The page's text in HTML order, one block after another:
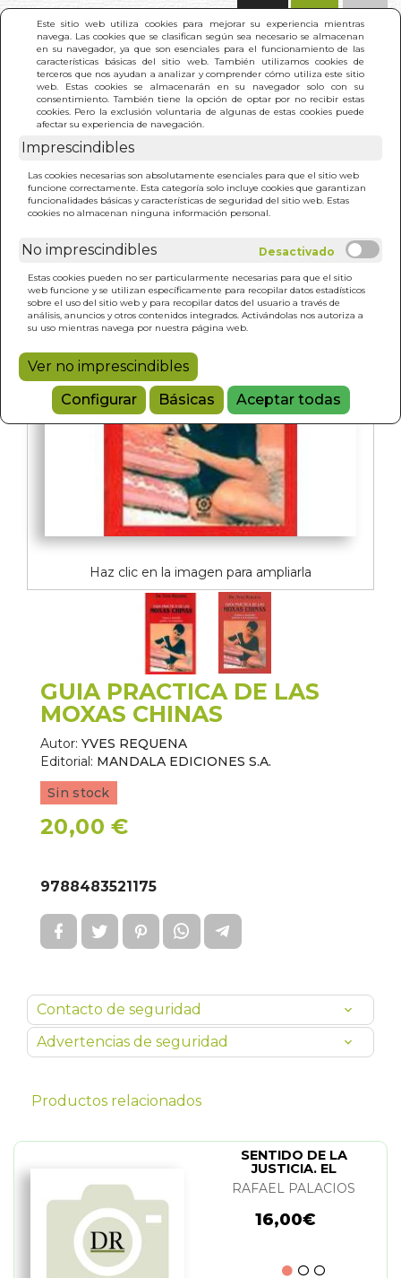
Este sitio web utiliza cookies para mejorar su experiencia mientras
navega. Las cookies que se clasifican según sea necesario se almacenan
en su navegador, ya que son esenciales para el funcionamiento de las
características básicas del sitio web. También utilizamos cookies de
terceros que nos ayudan a analizar y comprender cómo utiliza este sitio
web. Estas cookies se almacenarán en su navegador solo con su
consentimiento. También tiene la opción de optar por no recibir estas
cookies. Pero la exclusión voluntaria de algunas de estas cookies puede
afectar su experiencia de navegación.
Imprescindibles
Las cookies necesarias son absolutamente esenciales para que el sitio web
funcione correctamente. Esta categoría solo incluye cookies que garantizan
funcionalidades básicas y características de seguridad del sitio web. Estas
cookies no almacenan ninguna información personal.
No imprescindibles
Estas cookies pueden no ser particularmente necesarias para que el sitio
web funcione y se utilizan específicamente para recopilar datos estadísticos
sobre el uso del sitio web y para recopilar datos del usuario a través de
análisis, anuncios y otros contenidos integrados. Activándolas nos autoriza a
su uso mientras navega por nuestra página web.
Ver no imprescindibles
Configurar
Básicas Aceptar todas
INICIO >
Haz clic en la imagen para ampliarla
GUIA PRACTICA DE LAS
MOXAS CHINAS
Autor: YVES REQUENA
Editorial: MANDALA EDICIONES S.A.
Sin stock
20,00 €
9788483521175
Contacto de seguridad
Advertencias de seguridad
Productos relacionados
SENTIDO DE LA
JUSTICIA. EL
RAFAEL PALACIOS
16,00€